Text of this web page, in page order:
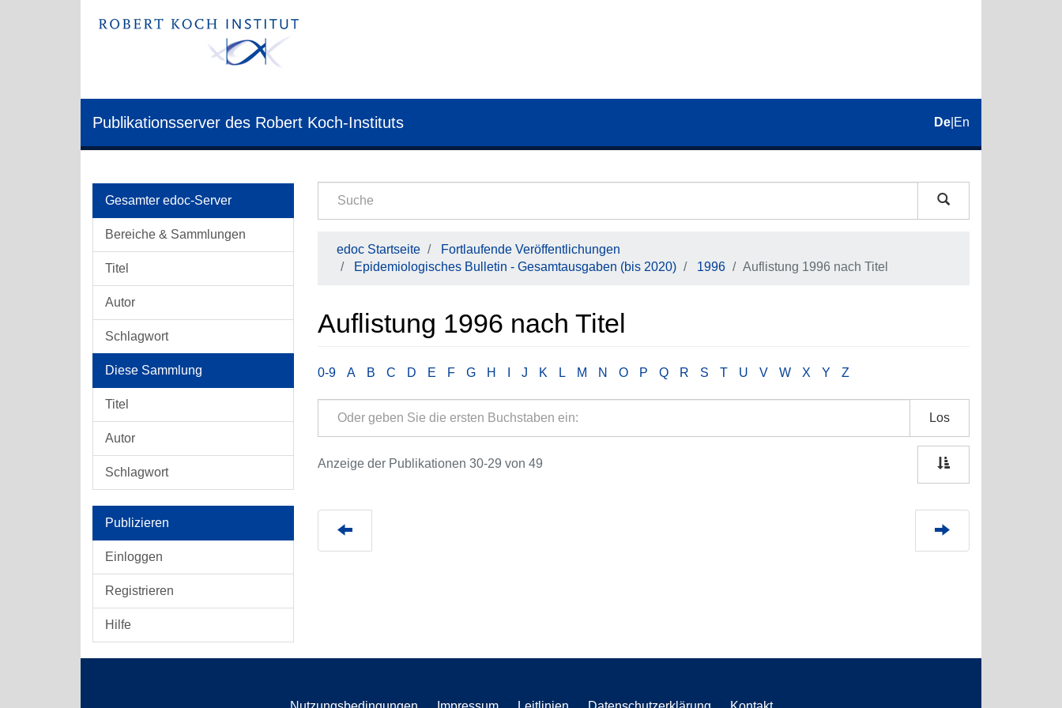
Publikationsserver des Robert Koch-Instituts De En
Gesamter edoc-Server
Bereiche & Sammlungen
Titel
Autor
Schlagwort
Diese Sammlung
Titel
Autor
Schlagwort
Publizieren
Einloggen
Registrieren
Hilfe
edoc Startseite
Fortlaufende Veröffentlichungen
Epidemiologisches Bulletin - Gesamtausgaben (bis 2020)
1996 Auflistung 1996 nach Titel
Auflistung 1996 nach Titel
0-9 A B C D E F G H J K L M N O P Q R S T U V W X Y Z
Los
Anzeige der Publikationen 30-29 von 49